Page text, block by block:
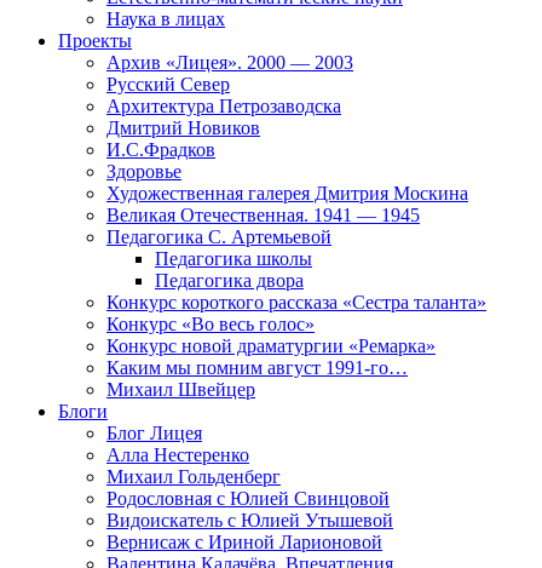
Наука в лицах
Проекты
Архив «Лицея». 2000 — 2003
Русский Север
Архитектура Петрозаводска
Дмитрий Новиков
И.С.Фрадков
Здоровье
Художественная галерея Дмитрия Москина
Великая Отечественная. 1941 — 1945
Педагогика С. Артемьевой
Педагогика школы
Педагогика двора
Конкурс короткого рассказа «Сестра таланта»
Конкурс «Во весь голос»
Конкурс новой драматургии «Ремарка»
Каким мы помним август 1991-го…
Михаил Швейцер
Блоги
Блог Лицея
Алла Нестеренко
Михаил Гольденберг
Родословная с Юлией Свинцовой
Видоискатель с Юлией Утышевой
Вернисаж с Ириной Ларионовой